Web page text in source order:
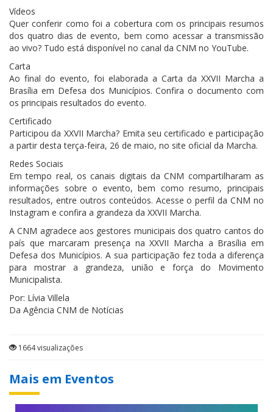
Vídeos
Quer conferir como foi a cobertura com os principais resumos
dos quatro dias de evento, bem como acessar a transmissão
ao vivo? Tudo está disponível no canal da CNM no YouTube.
Carta
Ao final do evento, foi elaborada a Carta da XXVII Marcha a
Brasília em Defesa dos Municípios. Confira o documento com
os principais resultados do evento.
Certificado
Participou da XXVII Marcha? Emita seu certificado e participação
a partir desta terça-feira, 26 de maio, no site oficial da Marcha.
Redes Sociais
Em tempo real, os canais digitais da CNM compartilharam as
informações sobre o evento, bem como resumo, principais
resultados, entre outros conteúdos. Acesse o perfil da CNM no
Instagram e confira a grandeza da XXVII Marcha.
A CNM agradece aos gestores municipais dos quatro cantos do
país que marcaram presença na XXVII Marcha a Brasília em
Defesa dos Municípios. A sua participação fez toda a diferença
para mostrar a grandeza, união e força do Movimento
Municipalista.
Por: Lívia Villela
Da Agência CNM de Notícias
1664 visualizações
Mais em Eventos